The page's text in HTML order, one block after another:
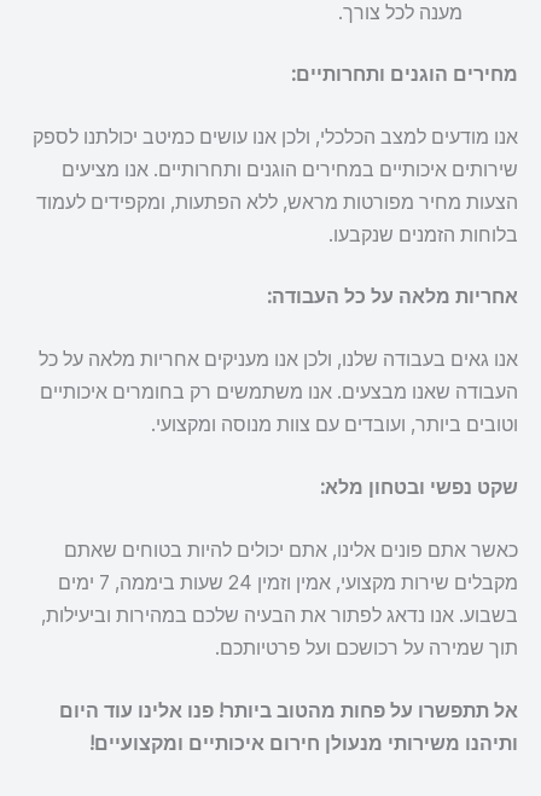
מענה לכל צורך.
מחירים הוגנים ותחרותיים:
אנו מודעים למצב הכלכלי, ולכן אנו עושים כמיטב יכולתנו לספק
שירותים איכותיים במחירים הוגנים ותחרותיים. אנו מציעים
הצעות מחיר מפורטות מראש, ללא הפתעות, ומקפידים לעמוד
בלוחות הזמנים שנקבעו.
אחריות מלאה על כל העבודה:
אנו גאים בעבודה שלנו, ולכן אנו מעניקים אחריות מלאה על כל
העבודה שאנו מבצעים. אנו משתמשים רק בחומרים איכותיים
וטובים ביותר, ועובדים עם צוות מנוסה ומקצועי.
שקט נפשי ובטחון מלא:
כאשר אתם פונים אלינו, אתם יכולים להיות בטוחים שאתם
מקבלים שירות מקצועי, אמין וזמין 24 שעות ביממה, 7 ימים
בשבוע. אנו נדאג לפתור את הבעיה שלכם במהירות וביעילות,
תוך שמירה על רכושכם ועל פרטיותכם.
אל תתפשרו על פחות מהטוב ביותר! פנו אלינו עוד היום
ותיהנו משירותי מנעולן חירום איכותיים ומקצועיים!